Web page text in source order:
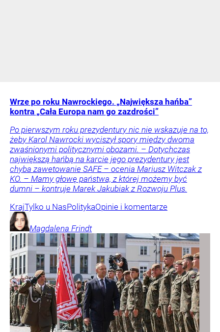
Wrze po roku Nawrockiego. „Największa hańba”
kontra „Cała Europa nam go zazdrości”
Po pierwszym roku prezydentury nic nie wskazuje na to,
żeby Karol Nawrocki wyciszył spory między dwoma
zwaśnionymi politycznymi obozami. – Dotychczas
największą hańbą na karcie jego prezydentury jest
chyba zawetowanie SAFE – ocenia Mariusz Witczak z
KO. – Mamy głowę państwa, z której możemy być
dumni – kontruje Marek Jakubiak z Rozwoju Plus.
KrajTylko u NasPolitykaOpinie i komentarze
Magdalena Frindt